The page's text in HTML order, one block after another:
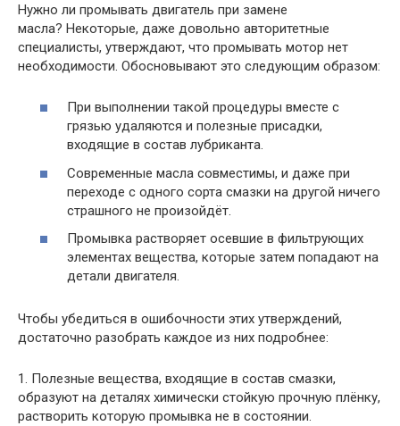
Нужно ли промывать двигатель при замене
масла? Некоторые, даже довольно авторитетные
специалисты, утверждают, что промывать мотор нет
необходимости. Обосновывают это следующим образом:
При выполнении такой процедуры вместе с
грязью удаляются и полезные присадки,
входящие в состав лубриканта.
Современные масла совместимы, и даже при
переходе с одного сорта смазки на другой ничего
страшного не произойдёт.
Промывка растворяет осевшие в фильтрующих
элементах вещества, которые затем попадают на
детали двигателя.
Чтобы убедиться в ошибочности этих утверждений,
достаточно разобрать каждое из них подробнее:
1. Полезные вещества, входящие в состав смазки,
образуют на деталях химически стойкую прочную плёнку,
растворить которую промывка не в состоянии.